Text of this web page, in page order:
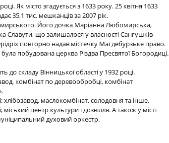
Як місто згадується з 1633 року. 25 квітня 1633
35,1 тис. мешканців за 2007 рік.
Його дочка Маріанна Любомирська,
Славути, що залишалося у власності Сангушків
повторно надав містечку Магдебурзьке право.
побудована церква Різдва Пресвятої Богородиці.
до складу Вінницької області у 1932 році.
комбінат по деревообробці, комбінат
маслокомбінат, солодовня та інше.
центр культури і дозвілля. А також у місті
духовий оркестр.